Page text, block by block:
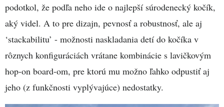
podotkol, že podľa neho ide o najlepší súrodenecký kočík,
aký videl. A to pre dizajn, pevnosť a robustnosť, ale aj
‘stackabilitu’ - možnosti naskladania detí do kočíka v
rôznych konfiguráciách vrátane kombinácie s lavičkovým
hop-on board-om, pre ktorú mu možno ľahko odpustiť aj
jeho (z funkčnosti vyplývajúce) nedostatky.